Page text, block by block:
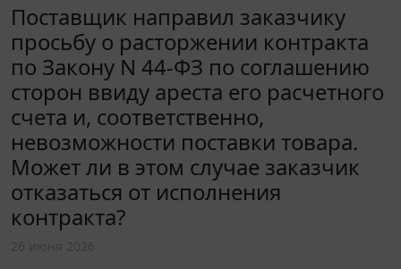
Поставщик направил заказчику
просьбу о расторжении контракта
по Закону N 44-ФЗ по соглашению
сторон ввиду ареста его расчетного
счета и, соответственно,
невозможности поставки товара.
Может ли в этом случае заказчик
отказаться от исполнения
контракта?